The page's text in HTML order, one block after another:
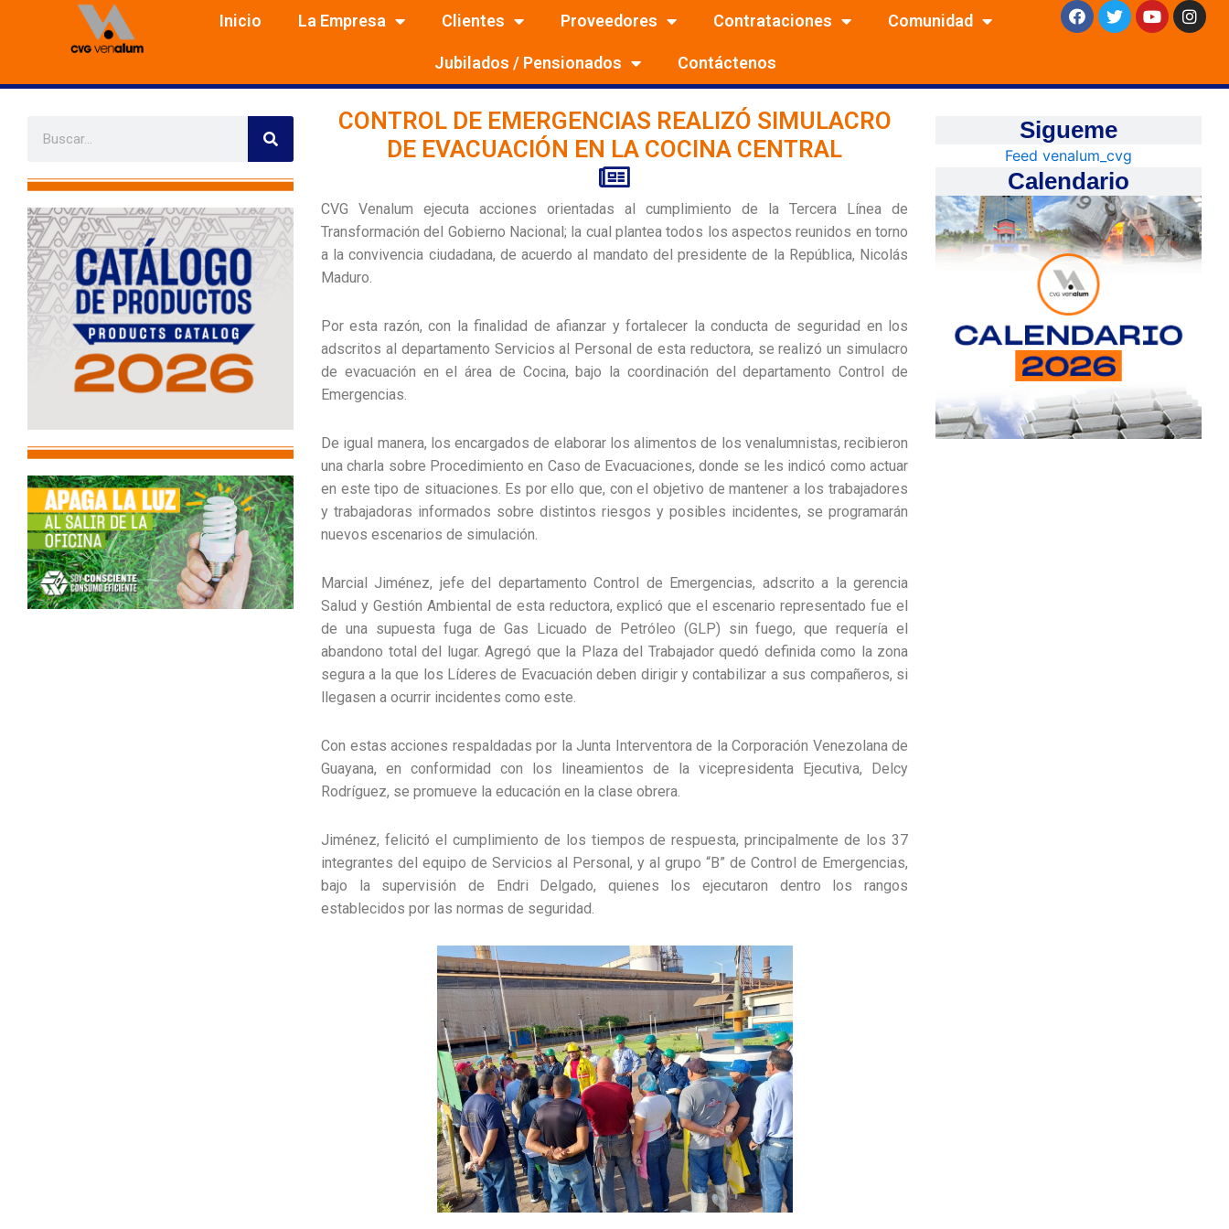
Inicio La Empresa Clientes Proveedores Contrataciones Comunidad
Jubilados / Pensionados Contáctenos
F
a
o
k
T
w
e
Y
o
b
I
n
g
Search
CONTROL DE EMERGENCIAS REALIZÓ SIMULACRO
DE EVACUACIÓN EN LA COCINA CENTRAL
CVG Venalum ejecuta acciones orientadas al cumplimiento de la Tercera Línea de
Transformación del Gobierno Nacional; la cual plantea todos los aspectos reunidos en torno
a la convivencia ciudadana, de acuerdo al mandato del presidente de la República, Nicolás
Maduro.
Por esta razón, con la finalidad de afianzar y fortalecer la conducta de seguridad en los
adscritos al departamento Servicios al Personal de esta reductora, se realizó un simulacro
de evacuación en el área de Cocina, bajo la coordinación del departamento Control de
Emergencias.
De igual manera, los encargados de elaborar los alimentos de los venalumnistas, recibieron
una charla sobre Procedimiento en Caso de Evacuaciones, donde se les indicó como actuar
en este tipo de situaciones. Es por ello que, con el objetivo de mantener a los trabajadores
y trabajadoras informados sobre distintos riesgos y posibles incidentes, se programarán
nuevos escenarios de simulación.
Marcial Jiménez, jefe del departamento Control de Emergencias, adscrito a la gerencia
Salud y Gestión Ambiental de esta reductora, explicó que el escenario representado fue el
de una supuesta fuga de Gas Licuado de Petróleo (GLP) sin fuego, que requería el
abandono total del lugar. Agregó que la Plaza del Trabajador quedó definida como la zona
segura a la que los Líderes de Evacuación deben dirigir y contabilizar a sus compañeros, si
llegasen a ocurrir incidentes como este.
Con estas acciones respaldadas por la Junta Interventora de la Corporación Venezolana de
Guayana, en conformidad con los lineamientos de la vicepresidenta Ejecutiva, Delcy
Rodríguez, se promueve la educación en la clase obrera.
Jiménez, felicitó el cumplimiento de los tiempos de respuesta, principalmente de los 37
integrantes del equipo de Servicios al Personal, y al grupo “B” de Control de Emergencias,
bajo la supervisión de Endri Delgado, quienes los ejecutaron dentro los rangos
establecidos por las normas de seguridad.
Sigueme
Feed venalum_cvg
Calendario